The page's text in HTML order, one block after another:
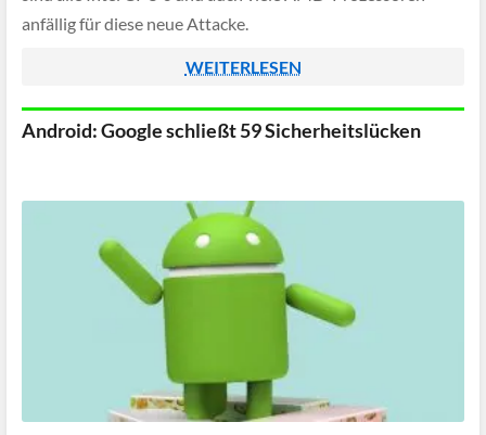
anfällig für diese neue Attacke.
WEITERLESEN
Android: Google schließt 59 Sicherheitslücken